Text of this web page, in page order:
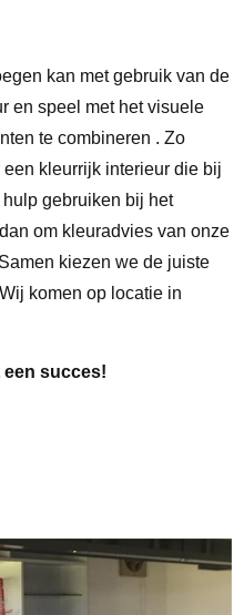
kan met gebruik van de
en speel met het visuele
te combineren . Zo
kleurrijk interieur die bij
gebruiken bij het
om kleuradvies van onze
kiezen we de juiste
komen op locatie in
een succes!